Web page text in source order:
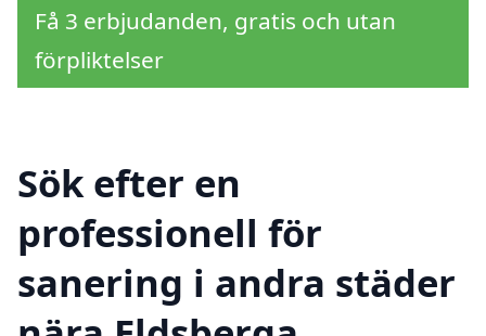
Få 3 erbjudanden, gratis och utan
förpliktelser
Sök efter en
professionell för
sanering i andra städer